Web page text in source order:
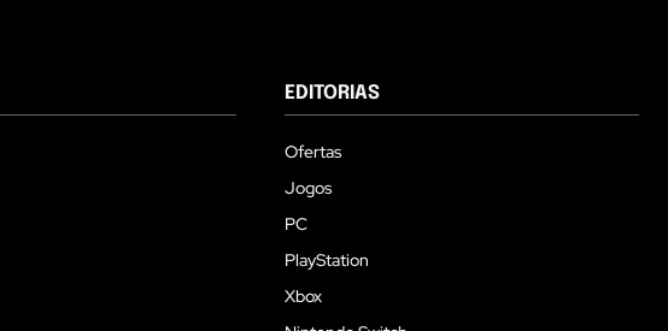
EDITORIAS
Ofertas
Jogos
PC
PlayStation
Xbox